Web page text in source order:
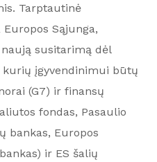
Tarptautinė
Sąjunga,
susitarimą dėl
įgyvendinimui būtų
(G7) ir finansų
fondas, Pasaulio
bankas, Europos
ir ES šalių